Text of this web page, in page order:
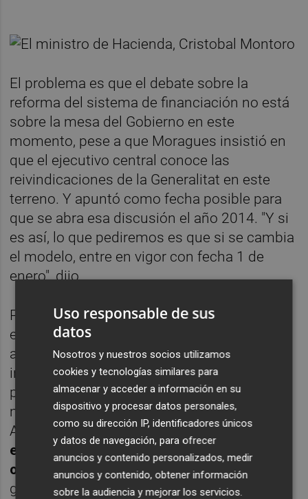
El problema es que el debate sobre la
reforma del sistema de financiación no está
sobre la mesa del Gobierno en este
momento, pese a que Moragues insistió en
que el ejecutivo central conoce las
reivindicaciones de la Generalitat en este
terreno. Y apuntó como fecha posible para
que se abra esa discusión el año 2014. "Y si
es así, lo que pediremos es que si se cambia
el modelo, entre en vigor con fecha 1 de
enero", dijo.
Pero de ahora a entonces, el Consell se
enfrenta a un reto casi quimérico: reducir
aún más sus gastos y buscar fórmulas para
incrementar sus ingresos. En la primera
parte de esta ecuación el margen de
maniobra se agota para el Gobierno de
Alberto Fabra."El gasto social, sanidad y
educación, no se toca", afirmó en repetidas
ocasiones. Y esos capítulos suponen el
grueso del presupuesto de la Generalitat.
Uso responsable de sus
datos
Nosotros y nuestros socios utilizamos
cookies y tecnologías similares para
almacenar y acceder a información en su
dispositivo y procesar datos personales,
como su dirección IP, identificadores únicos
y datos de navegación, para ofrecer
anuncios y contenido personalizados, medir
anuncios y contenido, obtener información
sobre la audiencia y mejorar los servicios.